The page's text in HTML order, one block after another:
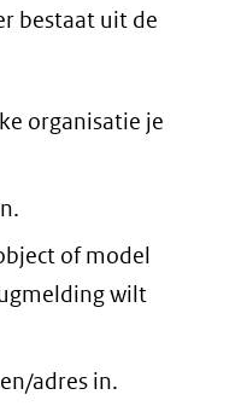
bestaat uit de
organisatie je
of model
wilt
adres in.